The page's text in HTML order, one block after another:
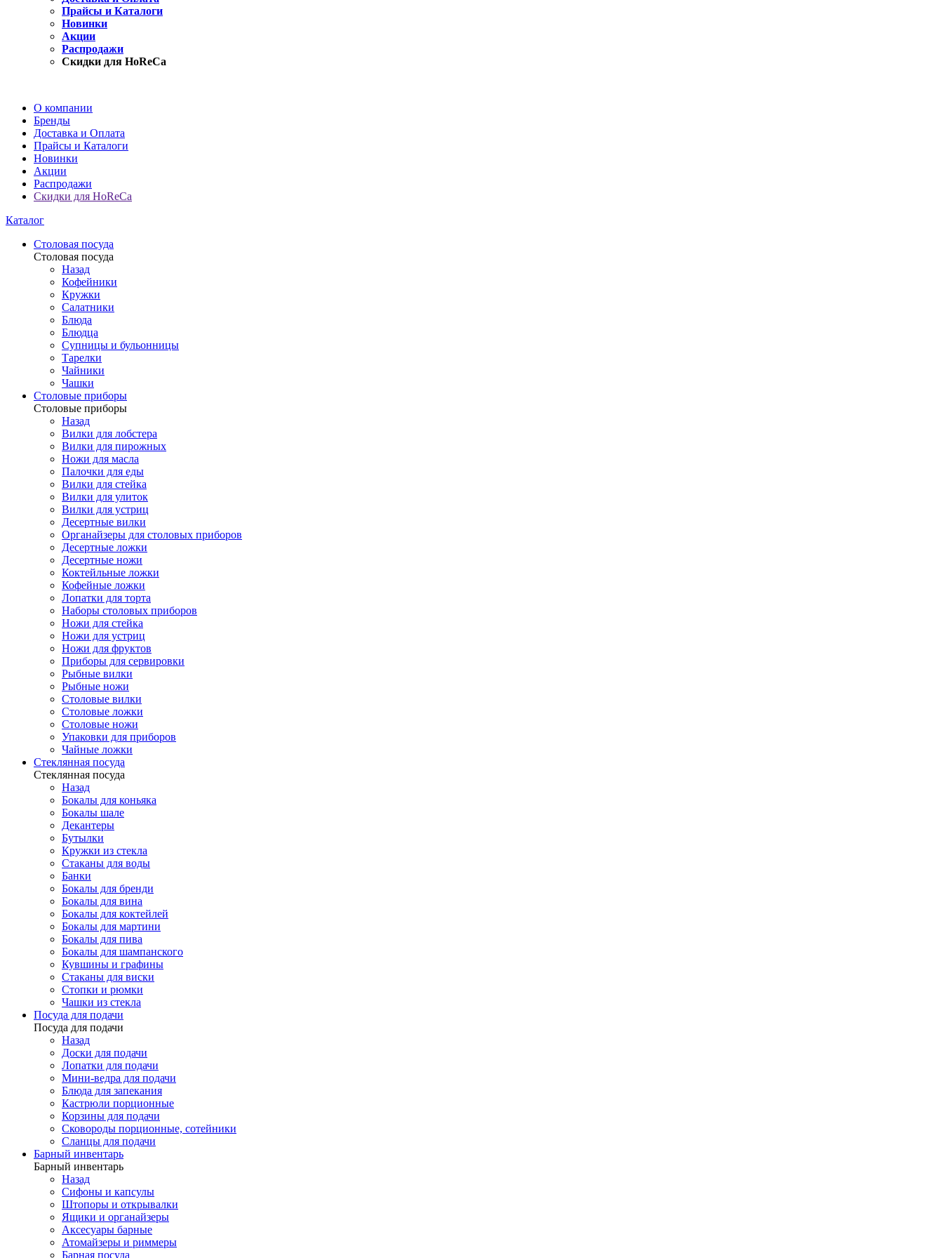
Прайсы и Каталоги
Новинки
Акции
Распродажи
Скидки для HoReCa
О компании
Бренды
Доставка и Оплата
Прайсы и Каталоги
Новинки
Акции
Распродажи
Скидки для HoReCa
Каталог
Столовая посуда
Столовая посуда
Назад
Кофейники
Кружки
Салатники
Блюда
Блюдца
Супницы и бульонницы
Тарелки
Чайники
Чашки
Cтоловые приборы
Cтоловые приборы
Назад
Вилки для лобстера
Вилки для пирожных
Ножи для масла
Палочки для еды
Вилки для стейка
Вилки для улиток
Вилки для устриц
Десертные вилки
Органайзеры для столовых приборов
Десертные ложки
Десертные ножи
Коктейльные ложки
Кофейные ложки
Лопатки для торта
Наборы столовых приборов
Ножи для стейка
Ножи для устриц
Ножи для фруктов
Приборы для сервировки
Рыбные вилки
Рыбные ножи
Столовые вилки
Столовые ложки
Столовые ножи
Упаковки для приборов
Чайные ложки
Стеклянная посуда
Стеклянная посуда
Назад
Бокалы для коньяка
Бокалы шале
Декантеры
Бутылки
Кружки из стекла
Стаканы для воды
Банки
Бокалы для бренди
Бокалы для вина
Бокалы для коктейлей
Бокалы для мартини
Бокалы для пива
Бокалы для шампанского
Кувшины и графины
Стаканы для виски
Стопки и рюмки
Чашки из стекла
Посуда для подачи
Посуда для подачи
Назад
Доски для подачи
Лопатки для подачи
Мини-ведра для подачи
Блюда для запекания
Кастрюли порционные
Корзины для подачи
Сковороды порционные, сотейники
Сланцы для подачи
Барный инвентарь
Барный инвентарь
Назад
Сифоны и капсулы
Штопоры и открывалки
Ящики и органайзеры
Аксесуары барные
Атомайзеры и риммеры
Барная посуда